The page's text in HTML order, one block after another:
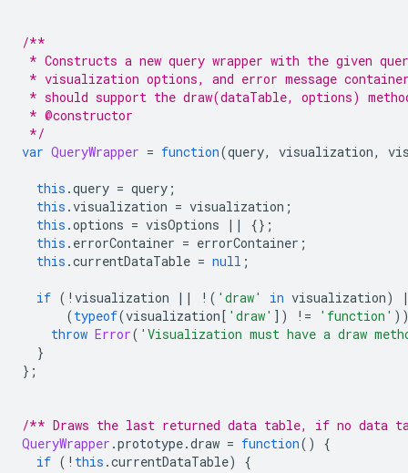
/**
* Constructs a new query wrapper with the given
* visualization options, and error message
* should support the draw(dataTable, options)
* @constructor
*/
var QueryWrapper = function(query, visualization,
this .query = query ;
this .visualization = visualization ;
this .options = visOptions ||
{};
this . errorContainer = errorContainer ;
this .currentDataTable = null ;
if (! visualization || !( 'draw' in visualization)
(typeof(visualization[ 'draw' ]) != 'function'
throw Error( 'Visualization must have a draw
}
};
/** Draws the last returned data table, if no data
QueryWrapper .prototype.draw = function()
{
if (! this .currentDataTable)
{